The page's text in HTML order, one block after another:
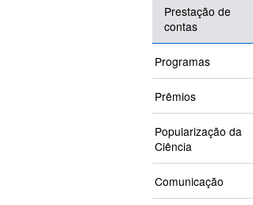
Prestação de
contas
Programas
Prêmios
Popularização da
Ciência
Comunicação